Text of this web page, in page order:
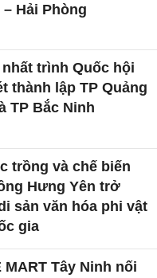
– Hải Phòng
trình Quốc hội
thành lập TP Quảng
TP Bắc Ninh
trồng và chế biến
Hưng Yên trở
sản văn hóa phi vật
gia
MART Tây Ninh nối